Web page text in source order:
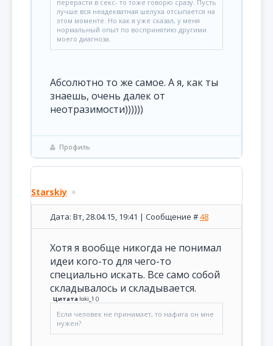
перерасти в секс- то тоже говорю сразу. Пусть
лучше вся неадекватная шелуха отсыпается на
этом моменте. Но как я уже сказал, у меня
нормальный опыт по воспринятию другими
моего диагноза.
Абсолютно то же самое. А я, как ты
знаешь, очень далек от
неотразимости))))))
Профиль
Starskiy
Дата: Вт, 28.04.15, 19:41 | Сообщение #48
Хотя я вообще никогда не понимал
идеи кого-то для чего-то
специально искать. Все само собой
складывалось и складывается.
Цитата loki_1 ()
Если человек не принимает, то нафига он мне
нужен?